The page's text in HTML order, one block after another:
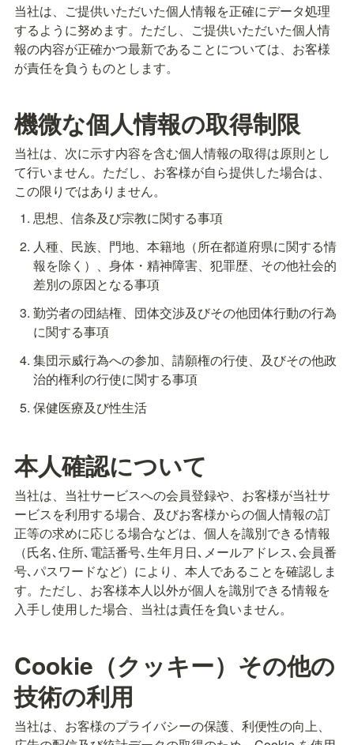
当社は、ご提供いただいた個人情報を正確にデータ処理
するように努めます。ただし、ご提供いただいた個人情
報の内容が正確かつ最新であることについては、お客様
機微な個人情報の取得制限
当社は、次に示す内容を含む個人情報の取得は原則とし
て行いません。ただし、お客様が自ら提供した場合は、
この限りではありません。
思想、信条及び宗教に関する事項
人種、民族、門地、本籍地（所在都道府県に関する情
報を除く）、身体・精神障害、犯罪歴、その他社会的
差別の原因となる事項
勤労者の団結権、団体交渉及びその他団体行動の行為
に関する事項
集団示威行為への参加、請願権の行使、及びその他政
治的権利の行使に関する事項
保健医療及び性生活
本人確認について
当社は、当社サービスへの会員登録や、お客様が当社サ
ービスを利用する場合、及びお客様からの個人情報の訂
正等の求めに応じる場合などは、個人を識別できる情報
（氏名､住所､電話番号､生年月日､メールアドレス､会員番
号､パスワードなど）により、本人であることを確認しま
す。ただし、お客様本人以外が個人を識別できる情報を
入手し使用した場合、当社は責任を負いません。
Cookie（クッキー）その他の
技術の利用
当社は、お客様のプライバシーの保護、利便性の向上、